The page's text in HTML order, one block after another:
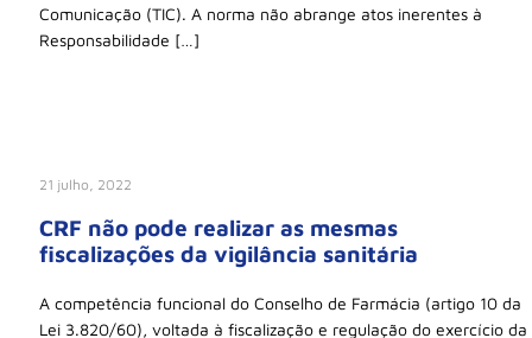
Comunicação (TIC). A norma não abrange atos inerentes à
Responsabilidade […]
21 julho, 2022
CRF não pode realizar as mesmas
fiscalizações da vigilância sanitária
A competência funcional do Conselho de Farmácia (artigo 10 da
Lei 3.820/60), voltada à fiscalização e regulação do exercício da